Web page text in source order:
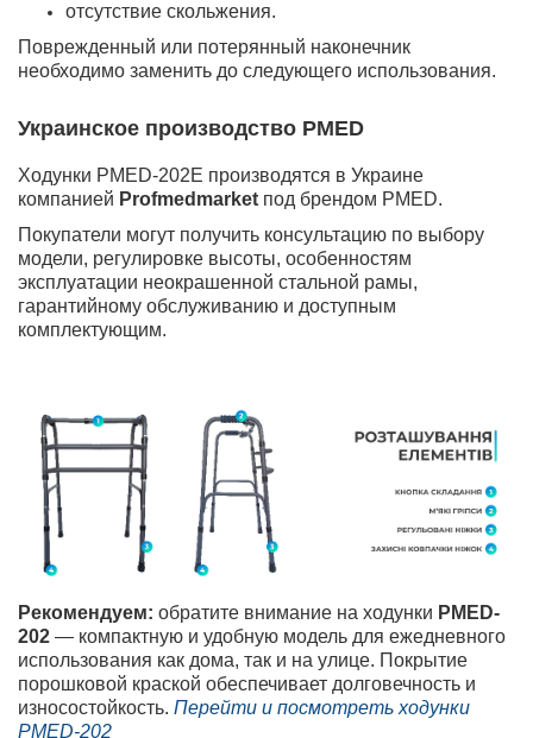
отсутствие скольжения.
Поврежденный или потерянный наконечник
необходимо заменить до следующего использования.
Украинское производство PMED
Ходунки PMED-202E производятся в Украине
компанией Profmedmarket под брендом PMED.
Покупатели могут получить консультацию по выбору
модели, регулировке высоты, особенностям
эксплуатации неокрашенной стальной рамы,
гарантийному обслуживанию и доступным
комплектующим.
Рекомендуем: обратите внимание на ходунки PMED-
202 — компактную и удобную модель для ежедневного
использования как дома, так и на улице. Покрытие
порошковой краской обеспечивает долговечность и
износостойкость. Перейти и посмотреть ходунки
PMED-202